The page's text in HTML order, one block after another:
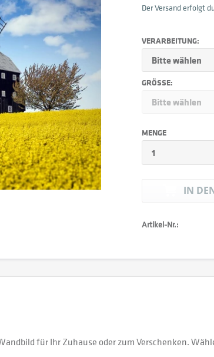
Der Versand erfolgt
VERARBEITUNG:
GRÖSSE:
MENGE
IN
Artikel-Nr.:
für Ihr Zuhause oder zum Verschenken.